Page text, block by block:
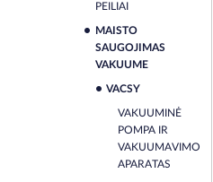
PEILIAI
MAISTO
SAUGOJIMAS
VAKUUME
VACSY
VAKUUMINĖ
POMPA IR
VAKUUMAVIMO
APARATAS